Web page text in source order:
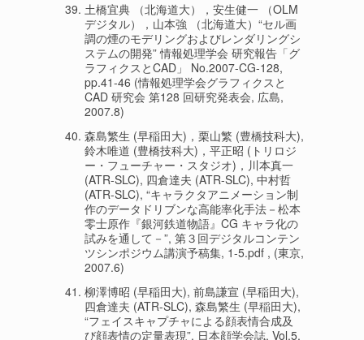
土橋宜典 （北海道大），安生健一 （OLM
デジタル），山本強 （北海道大）“セル画
調の煙のモデリングおよびレンダリングシ
ステムの開発” 情報処理学会 研究報告「グ
ラフィクスとCAD」 No.2007-CG-128,
pp.41-46 (情報処理学会グラフィクスと
CAD 研究会 第128 回研究発表会, 広島,
2007.8)
森島繁生 (早稲田大)，栗山繁 (豊橋技科大),
鈴木唯道 (豊橋技科大)，平正昭 (トリロジ
ー・フューチャー・スタジオ)，川本真一
(ATR-SLC), 四倉達夫 (ATR-SLC), 中村哲
(ATR-SLC), “キャラクタアニメーション制
作のデータドリブンな高能率化手法－松本
零士原作『銀河鉄道物語』CG キャラ化の
試みを通して－”, 第３回デジタルコンテン
ツシンポジウム講演予稿集, 1-5.pdf , (東京,
2007.6)
柳澤博昭 (早稲田大), 前島謙宣 (早稲田大),
四倉達夫 (ATR-SLC), 森島繁生 (早稲田大),
“フェイスキャプチャによる顔表情合成及
び顔表情の定量表現”, 日本顔学会誌, Vol.5,